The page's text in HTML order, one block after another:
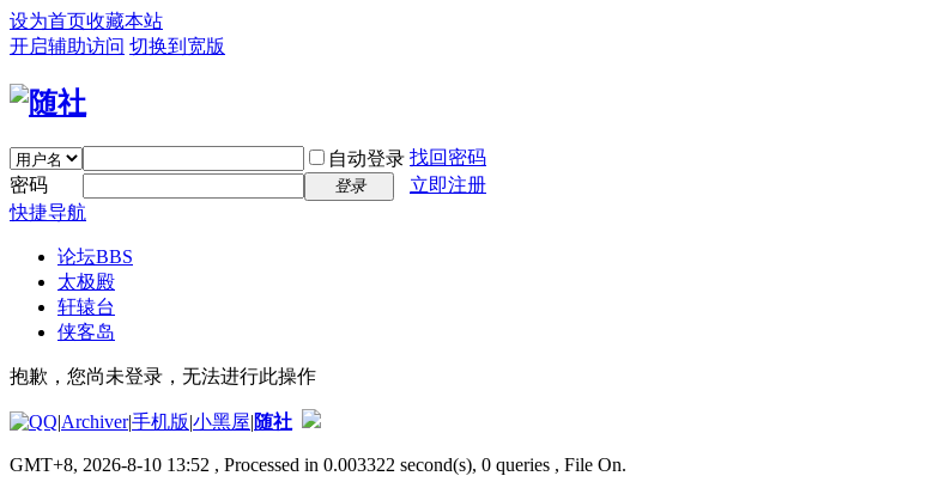
设为首页收藏本站
开启辅助访问 切换到宽版
自动登录 找回密码
密码
登录
立即注册
快捷导航
论坛BBS
太极殿
轩辕台
侠客岛
抱歉，您尚未登录，无法进行此操作
|Archiver|手机版|小黑屋|随社
GMT+8, 2026-8-10 13:52 , Processed in 0.003322 second(s), 0 queries , File On.